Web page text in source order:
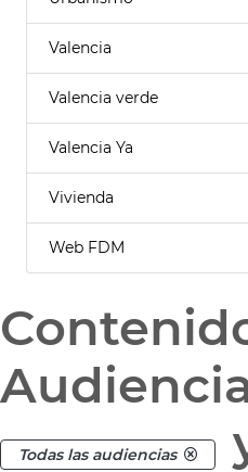
Valencia
Valencia verde
Valencia Ya
Vivienda
Web FDM
Todas las audiencias